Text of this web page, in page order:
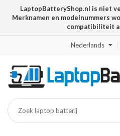
LaptopBatteryShop.nl is niet
Merknamen en modelnummers
compatibiliteit
Nederlands